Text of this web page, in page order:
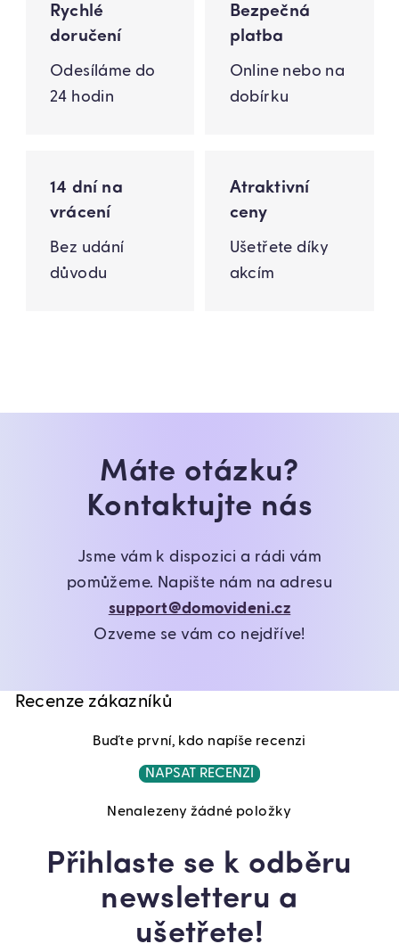
Rychlé
doručení
Odesíláme do
24 hodin
Bezpečná
platba
Online nebo na
dobírku
14 dní na
vrácení
Bez udání
důvodu
Atraktivní
ceny
Ušetřete díky
akcím
Máte otázku?
Kontaktujte nás
Jsme vám k dispozici a rádi vám
pomůžeme. Napište nám na adresu
support@domovideni.cz
Ozveme se vám co nejdříve!
Recenze zákazníků
Buďte první, kdo napíše recenzi
NAPSAT RECENZI
Nenalezeny žádné položky
Přihlaste se k odběru
newsletteru a
ušetřete!